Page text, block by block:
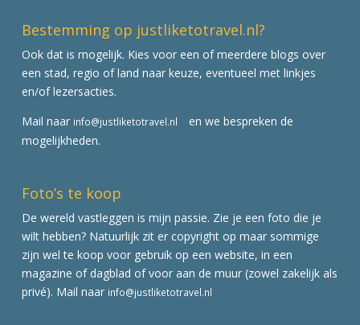
Bestemming op justliketotravel.nl?
Ook dat is mogelijk. Kies voor een of meerdere blogs over
een stad, regio of land naar keuze, eventueel met linkjes
en/of lezersacties.
Mail naar info@justliketotravel.nl
en we bespreken de
mogelijkheden.
Foto’s te koop
De wereld vastleggen is mijn passie. Zie je een foto die je
wilt hebben? Natuurlijk zit er copyright op maar sommige
zijn wel te koop voor gebruik op een website, in een
magazine of dagblad of voor aan de muur (zowel zakelijk als
privé). Mail naar info@justliketotravel.nl